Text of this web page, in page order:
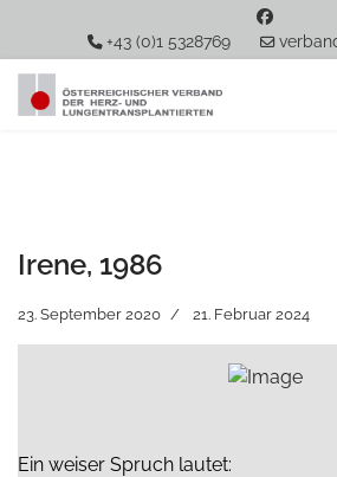
+43 (0)1 5328769
Irene, 1986
23. September 2020 21. Februar 2024
Ein weiser Spruch lautet: